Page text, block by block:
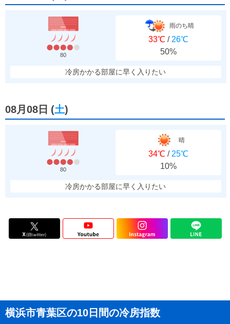
80
雨のち晴
33℃ / 26℃
50%
冷房かかる部屋に早く入りたい
08月08日 (土)
80
晴
34℃ / 25℃
10%
冷房かかる部屋に早く入りたい
横浜市青葉区の10日間の冷房指数